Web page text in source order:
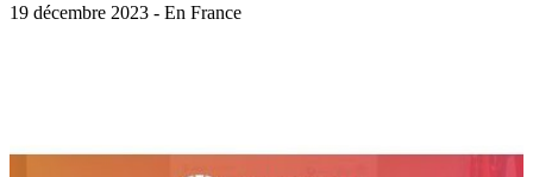
19 décembre 2023 - En France